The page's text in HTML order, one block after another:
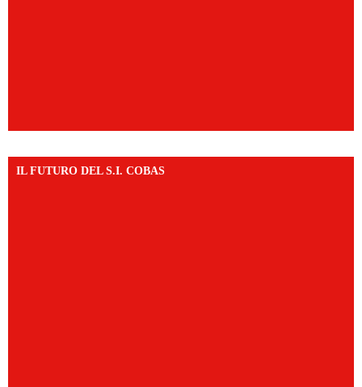
IL FUTURO DEL S.I. COBAS